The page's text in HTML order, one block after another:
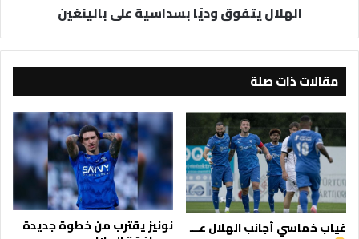
الهلال يتفوق وديًا بسداسية على بالينغين
مقالات ذات صلة
غياب خماسي أجانب الهلال عـــ نونيز يقترب من خطوة جديدة